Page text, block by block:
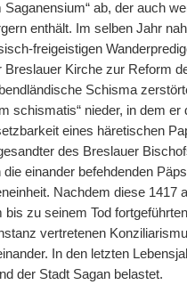
ab, der auch
enthält. Im selben Jahr
freigeistigen
Breslauer Kirche zur Reform
Schisma
schismatis“ nieder, in dem
eines häretischen
des Breslauer
einander befehdenden
Nachdem diese
zu seinem Tod
vertretenen
In den letzten
der Stadt Sagan belastet.